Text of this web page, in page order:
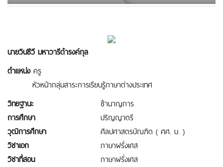
นายวินชีวี มหาวารีดำรงค์กุล
ตำแหน่งครู
หัวหน้ากลุ่มสาระการเรียนรู้ภาษาต่างประเทศ
วิทยฐานะ
ชำนาญการ
การศึกษา
ปริญญาตรี
วุฒิการศึกษา
ศิลปศาสตรบัณฑิต ( ศศ. บ. )
วิชาเอก
ภาษาฝรั่งเศส
วิชาที่สอน
ภาษาฝรั่งเศส